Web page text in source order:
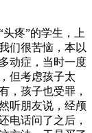
疼”的学生，上
们很苦恼，本以
动症，当时一度
但考虑孩子太
，孩子也受罪，
听朋友说，经颅
电话问了之后，